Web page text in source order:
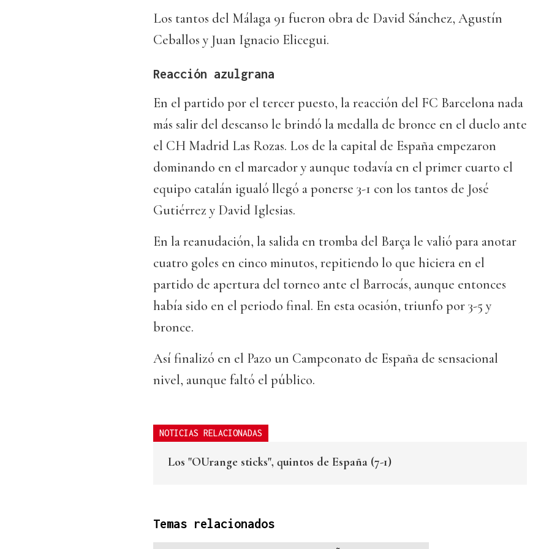
Los tantos del Málaga 91 fueron obra de David Sánchez, Agustín
Ceballos y Juan Ignacio Elicegui.
Reacción azulgrana
En el partido por el tercer puesto, la reacción del FC Barcelona nada
más salir del descanso le brindó la medalla de bronce en el duelo ante
el CH Madrid Las Rozas. Los de la capital de España empezaron
dominando en el marcador y aunque todavía en el primer cuarto el
equipo catalán igualó llegó a ponerse 3-1 con los tantos de José
Gutiérrez y David Iglesias.
En la reanudación, la salida en tromba del Barça le valió para anotar
cuatro goles en cinco minutos, repitiendo lo que hiciera en el
partido de apertura del torneo ante el Barrocás, aunque entonces
había sido en el periodo final. En esta ocasión, triunfo por 3-5 y
bronce.
Así finalizó en el Pazo un Campeonato de España de sensacional
nivel, aunque faltó el público.
NOTICIAS RELACIONADAS
Los "OUrange sticks", quintos de España (7-1)
Temas relacionados